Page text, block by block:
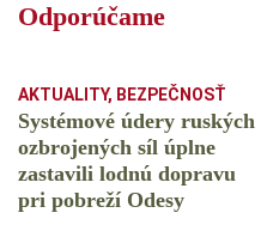
Odporúčame
AKTUALITY, BEZPEČNOSŤ
Systémové údery ruských
ozbrojených síl úplne
zastavili lodnú dopravu
pri pobreží Odesy